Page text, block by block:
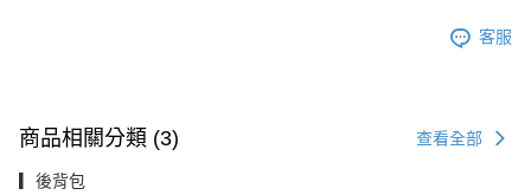
客服
商品相關分類 (3) 查看全部
▎後背包